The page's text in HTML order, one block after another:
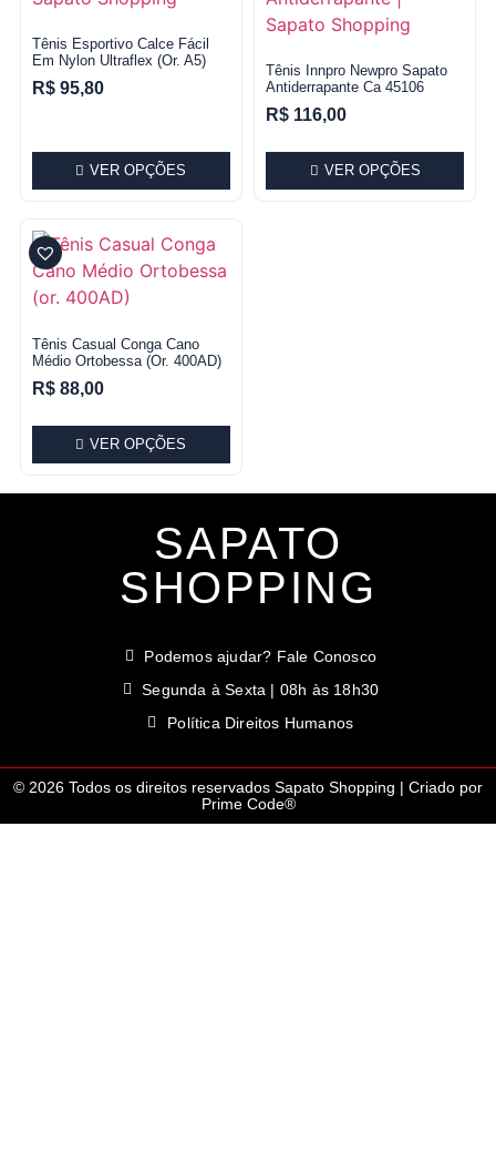
Tênis Esportivo Calce Fácil
Em Nylon Ultraflex (or. A5)
R$95,80
VER OPÇÕES
Tênis Innpro Newpro Sapato
Antiderrapante Ca 45106
R$ 116,00
VER OPÇÕES
Tênis Casual Conga Cano
Médio Ortobessa (or. 400AD)
R$88,00
VER OPÇÕES
SAPATO
SHOPPING
Podemos ajudar? Fale Conosco
Segunda à Sexta | 08h às 18h30
Política Direitos Humanos
© 2026 Todos os direitos reservados Sapato Shopping | Criado por
Prime Code®